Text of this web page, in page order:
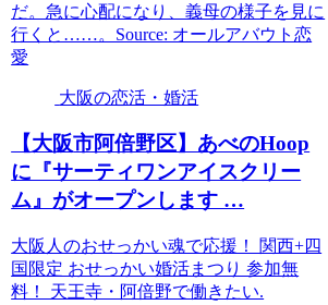
だ。急に心配になり、義母の様子を見に
行くと……。Source: オールアバウト恋
愛
大阪の恋活・婚活
【大阪市阿倍野区】あべのHoop
に『サーティワンアイスクリー
ム』がオープンします …
大阪人のおせっかい魂で応援！ 関西+四
国限定 おせっかい婚活まつり 参加無
料！ 天王寺・阿倍野で働きたい.